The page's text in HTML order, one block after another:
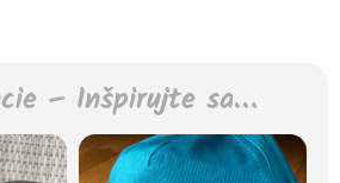
– Inšpirujte sa…